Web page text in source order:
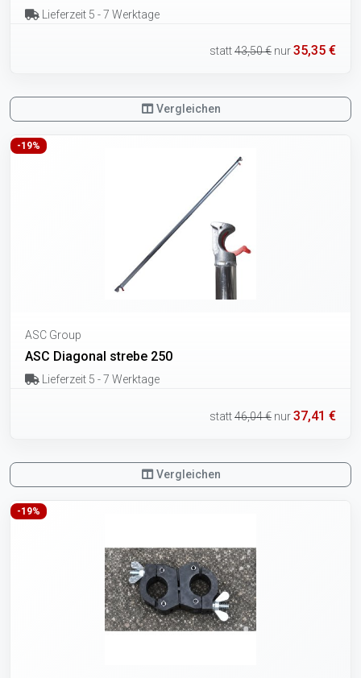
Lieferzeit 5 - 7 Werktage
statt43,50 € nur35,35 €
Vergleichen
-19%
ASC Group
ASC Diagonal strebe 250
Lieferzeit 5 - 7 Werktage
statt46,04 € nur37,41 €
Vergleichen
-19%